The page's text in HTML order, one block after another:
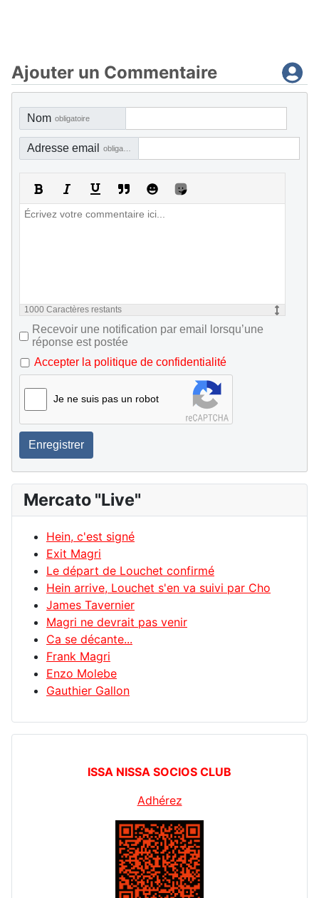
Ajouter un Commentaire
Nom obligatoire
Adresse email
1000 Caractères restants
Recevoir une notification par email lorsqu’une
réponse est postée
Accepter la politique de confidentialité
Je ne suis pas un robot
Enregistrer
Mercato "Live"
Hein, c'est signé
Exit Magri
Le départ de Louchet confirmé
Hein arrive, Louchet s'en va suivi par Cho
James Tavernier
Magri ne devrait pas venir
Ca se décante...
Frank Magri
Enzo Molebe
Gauthier Gallon
ISSA NISSA SOCIOS CLUB
Adhérez